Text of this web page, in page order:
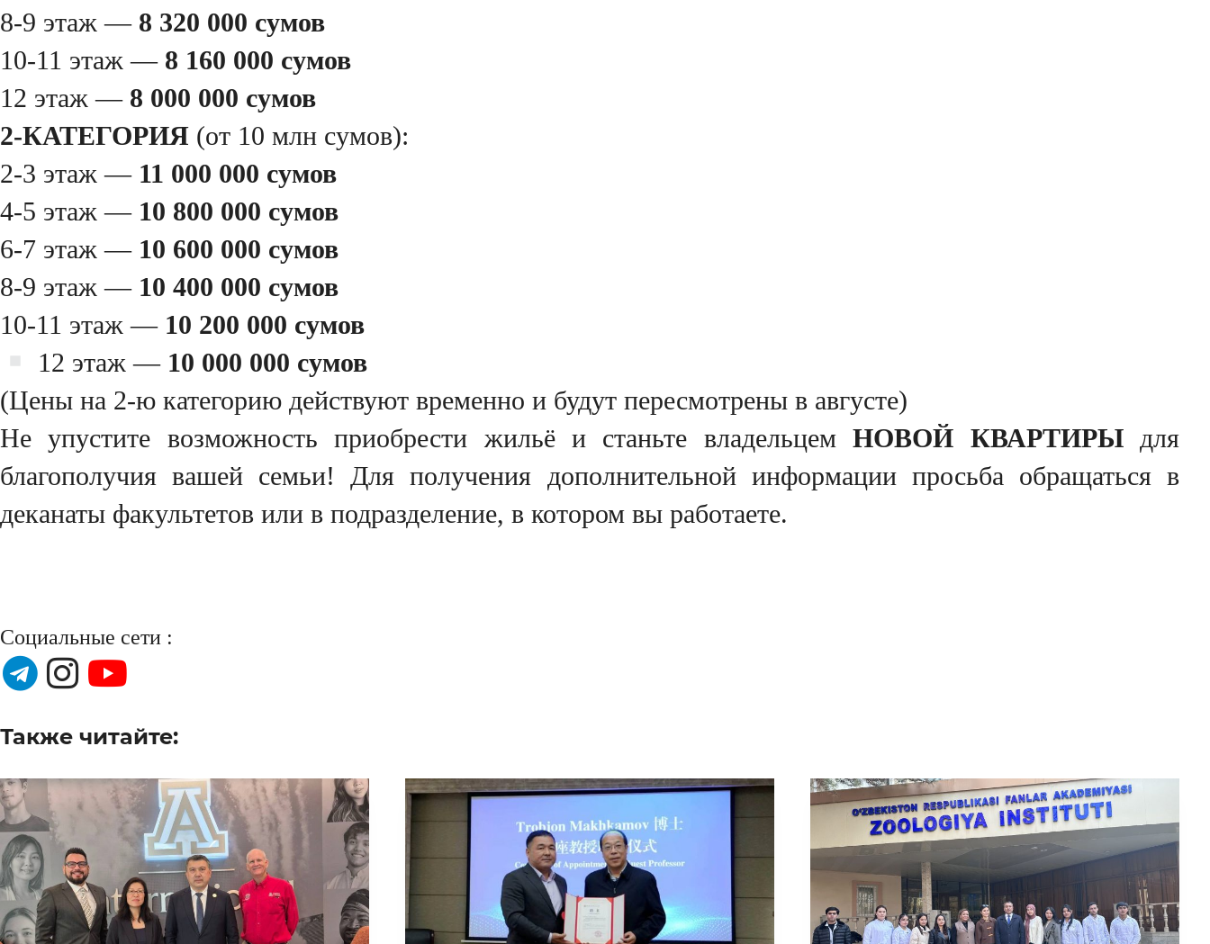
8-9 этаж — 8 320 000 сумов
10-11 этаж — 8 160 000 сумов
12 этаж — 8 000 000 сумов
2-КАТЕГОРИЯ (от 10 млн сумов):
2-3 этаж —11 000 000 сумов
4-5 этаж — 10 800 000 сумов
6-7 этаж —10 600 000 сумов
8-9 этаж — 10 400 000 сумов
10-11 этаж —10 200 000 сумов
12 этаж — 10 000 000 сумов
(Цены на 2-ю категорию действуют временно и будут пересмотрены в августе)
Не упустите возможность приобрести жильё и станьте владельцемНОВОЙ КВАРТИРЫдля
благополучия вашей семьи! Для получения дополнительной информации просьба обращаться в
деканаты факультетов или в подразделение, в котором вы работаете.
Социальные сети :
Также читайте: